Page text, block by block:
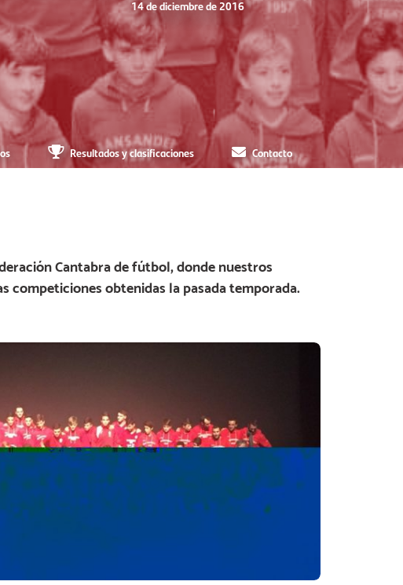
14 de diciembre de 2016
Resultados y clasificaciones Contacto
Cantabra de fútbol, donde nuestros
competiciones obtenidas la pasada temporada.